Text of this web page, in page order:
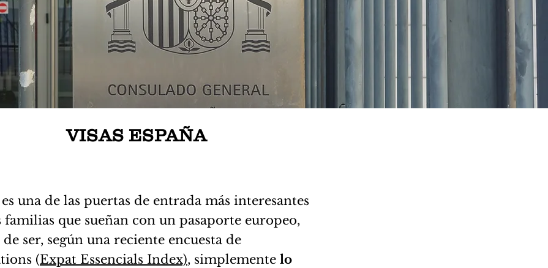
VISAS ESPAÑA
una de las puertas de entrada más interesantes
familias que sueñan con un pasaporte europeo,
de ser, según una reciente encuesta de
(Expat Essencials Index), simplemente lo